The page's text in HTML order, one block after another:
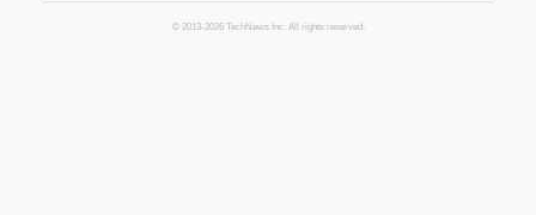
© 2013-2026 TechNews Inc. All rights reserved.